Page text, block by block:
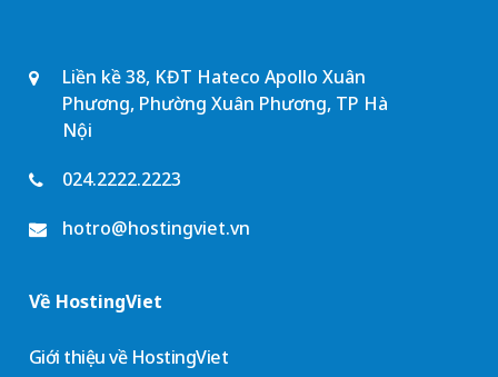
Liền kề 38, KĐT Hateco Apollo Xuân
Phương, Phường Xuân Phương, TP Hà
Nội
024.2222.2223
hotro@hostingviet.vn
Về HostingViet
Giới thiệu về HostingViet